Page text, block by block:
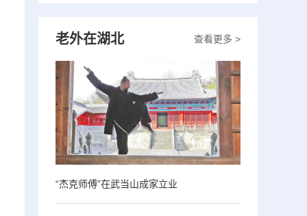
查看更多 >
老外在湖北
“杰克师傅”在武当山成家立业